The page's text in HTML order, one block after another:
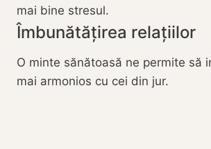
mai bine stresul.
Îmbunătățirea relațiilor
O minte sănătoasă ne permite să
mai armonios cu cei din jur.